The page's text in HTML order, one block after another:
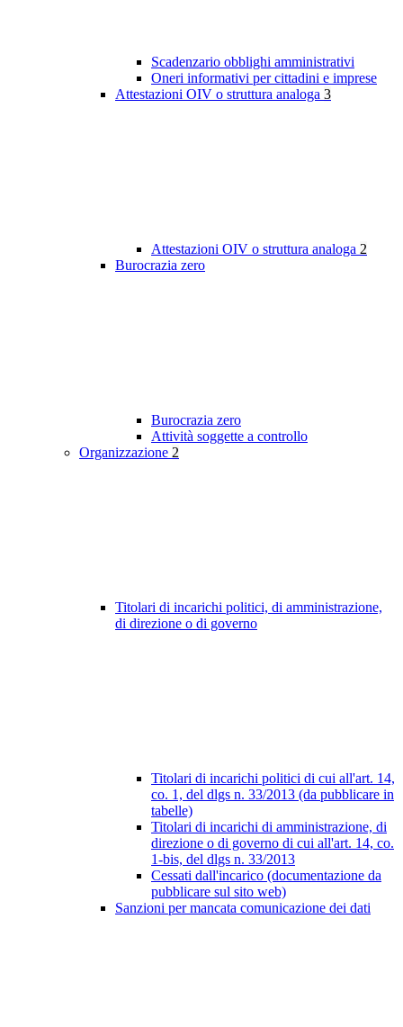
Scadenzario obblighi amministrativi
Oneri informativi per cittadini e imprese
Attestazioni OIV o struttura analoga 3
Attestazioni OIV o struttura analoga 2
Burocrazia zero
Burocrazia zero
Attività soggette a controllo
Organizzazione 2
Titolari di incarichi politici, di amministrazione,
di direzione o di governo
Titolari di incarichi politici di cui all'art. 14,
co. 1, del dlgs n. 33/2013 (da pubblicare in
tabelle)
Titolari di incarichi di amministrazione, di
direzione o di governo di cui all'art. 14, co.
1-bis, del dlgs n. 33/2013
Cessati dall'incarico (documentazione da
pubblicare sul sito web)
Sanzioni per mancata comunicazione dei dati